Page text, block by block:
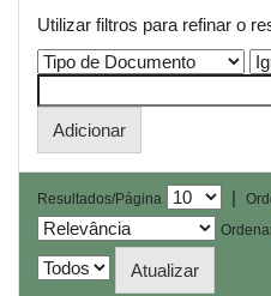
Utilizar filtros para refinar o
Resultados/Página |